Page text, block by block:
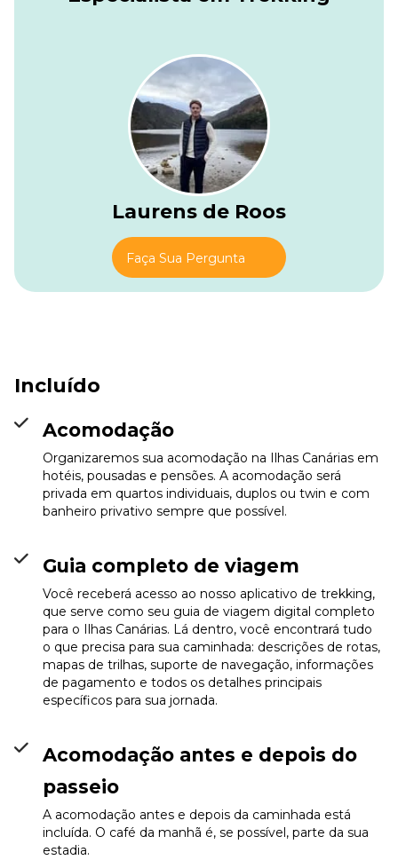
medida que o terreno se torna mais selvagem. Acima de
tudo, picos como Deseadas a 1945 metros se elevam com
uma grandeza tranquila.
A longa descida em direção a Los Canarios suaviza
novamente a paisagem. Os pinheiros retornam, pequenas
fazendas aparecem e o deserto vulcânico lentamente dá
lugar aos sons calorosos da aldeia. Sua acomodação espera
nas ruas calmas do vilarejo, um ponto de descanso suave
após um dia caminhando pela espinha dorsal viva da ilha.
Laurens de Roos
Faça Sua Pergunta
Incluído
Acomodação
Organizaremos sua acomodação na Ilhas Canárias em
hotéis, pousadas e pensões. A acomodação será
privada em quartos individuais, duplos ou twin e com
banheiro privativo sempre que possível.
Guia completo de viagem
Você receberá acesso ao nosso aplicativo de trekking,
que serve como seu guia de viagem digital completo
para o Ilhas Canárias. Lá dentro, você encontrará tudo
o que precisa para sua caminhada: descrições de rotas,
mapas de trilhas, suporte de navegação, informações
de pagamento e todos os detalhes principais
específicos para sua jornada.
Acomodação antes e depois do
passeio
A acomodação antes e depois da caminhada está
incluída. O café da manhã é, se possível, parte da sua
estadia.